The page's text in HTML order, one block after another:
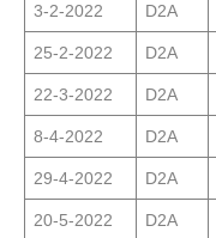
3-2-2022 D2A
25-2-2022 D2A
22-3-2022 D2A
8-4-2022 D2A
29-4-2022 D2A
20-5-2022 D2A